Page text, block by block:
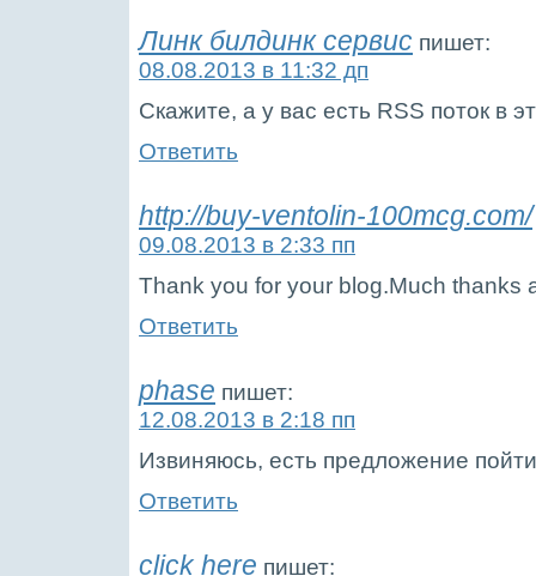
Линк билдинк сервис пишет:
08.08.2013 в 11:32 дп
Скажите, а у вас есть RSS поток в
Ответить
http://buy-ventolin-100mcg.com/
09.08.2013 в 2:33 пп
Thank you for your blog.Much thanks
Ответить
phase пишет:
12.08.2013 в 2:18 пп
Извиняюсь, есть предложение
Ответить
click here пишет: